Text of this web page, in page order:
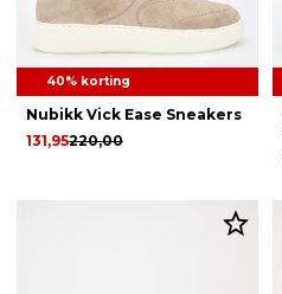
40% korting
Nubikk Vick Ease Sneakers
220,00
131,95